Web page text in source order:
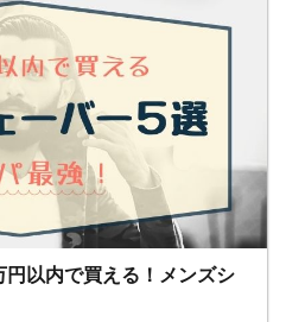
円以内で買える！メンズシ